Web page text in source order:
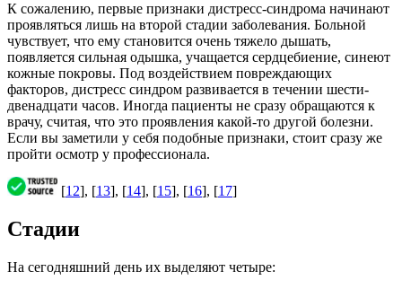
К сожалению, первые признаки дистресс-синдрома начинают
проявляться лишь на второй стадии заболевания. Больной
чувствует, что ему становится очень тяжело дышать,
появляется сильная одышка, учащается сердцебиение, синеют
кожные покровы. Под воздействием повреждающих
факторов, дистресс синдром развивается в течении шести-
двенадцати часов. Иногда пациенты не сразу обращаются к
врачу, считая, что это проявления какой-то другой болезни.
Если вы заметили у себя подобные признаки, стоит сразу же
пройти осмотр у профессионала.
[12], [13], [14], [15], [16], [17]
Стадии
На сегодняшний день их выделяют четыре: